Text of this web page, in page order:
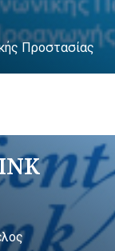
Προστασίας